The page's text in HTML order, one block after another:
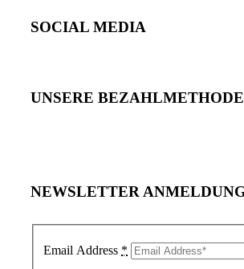
SOCIAL MEDIA
UNSERE
NEWSLETTER
Email Address *